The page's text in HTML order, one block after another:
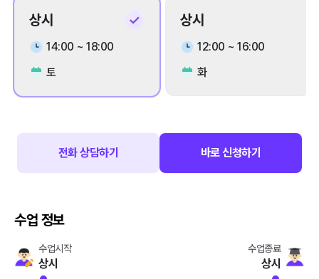
상시
14:00 ~ 18:00
토
상시
12:00 ~ 16:00
화
전화 상담하기 바로 신청하기
수업 정보
수업시작
상시
수업종료
상시